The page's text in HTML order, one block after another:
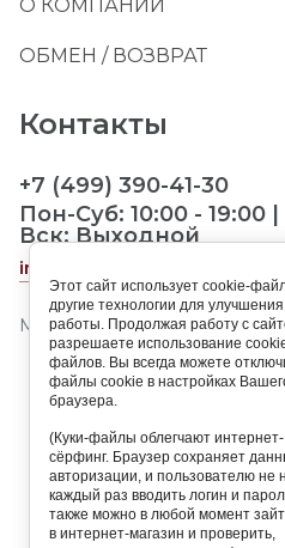
О КОМПАНИИ
ОБМЕН / ВОЗВРАТ
Контакты
+7 (499) 390-41-30
Пон-Суб: 10:00 - 19:00 |
Вск: Выходной
info@landorpet.ru
МО, Мытищинский р-н,
Этот сайт использует cookie-
другие технологии для улучшения
работы. Продолжая работу с
разрешаете использование
файлов. Вы всегда можете
файлы cookie в настройках
браузера.
(Куки-файлы облегчают интернет-
сёрфинг. Браузер сохраняет
авторизации, и пользователю не
каждый раз вводить логин и
также можно в любой момент
в интернет-магазин и проверить,